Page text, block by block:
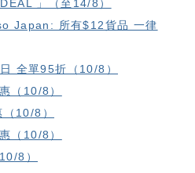
」（至14/8）
Japan: 所有$12貨品 一律
全單95折（10/8）
（10/8）
10/8）
（10/8）
8）